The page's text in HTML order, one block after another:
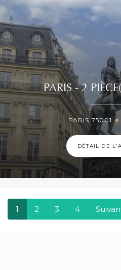
PARIS - 2
PARIS 75001
DÉTAIL DE
1 2 3 4